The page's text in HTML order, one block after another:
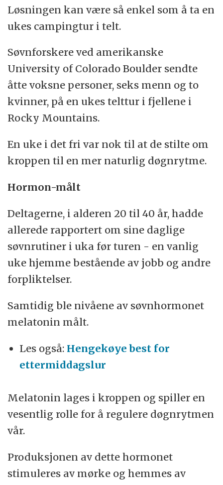
Løsningen kan være så enkel som å ta en
ukes campingtur i telt.
Søvnforskere ved amerikanske
University of Colorado Boulder sendte
åtte voksne personer, seks menn og to
kvinner, på en ukes telttur i fjellene i
Rocky Mountains.
En uke i det fri var nok til at de stilte om
kroppen til en mer naturlig døgnrytme.
Hormon-målt
Deltagerne, i alderen 20 til 40 år, hadde
allerede rapportert om sine daglige
søvnrutiner i uka før turen - en vanlig
uke hjemme bestående av jobb og andre
forpliktelser.
Samtidig ble nivåene av søvnhormonet
melatonin målt.
Les også: Hengekøye best for
ettermiddagslur
Melatonin lages i kroppen og spiller en
vesentlig rolle for å regulere døgnrytmen
vår.
Produksjonen av dette hormonet
stimuleres av mørke og hemmes av